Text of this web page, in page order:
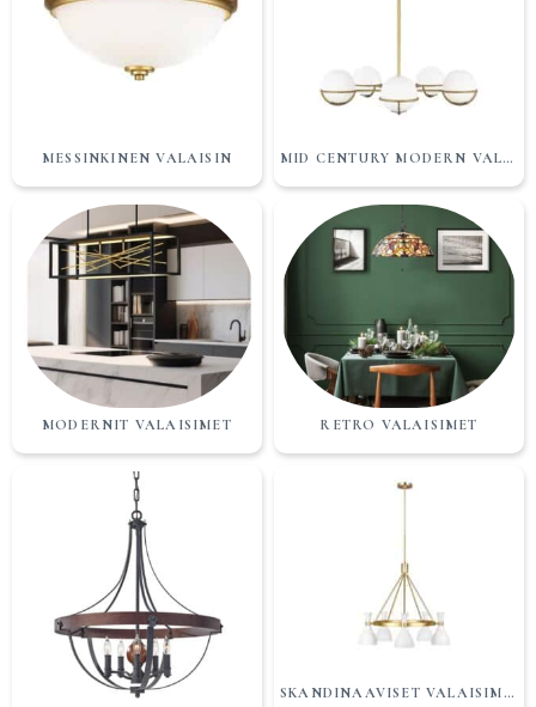
MESSINKINEN VALAISIN MID CENTURY MODERN VALAISIMET
MODERNIT VALAISIMET RETRO VALAISIMET
SKANDINAAVISET VALAISIMET